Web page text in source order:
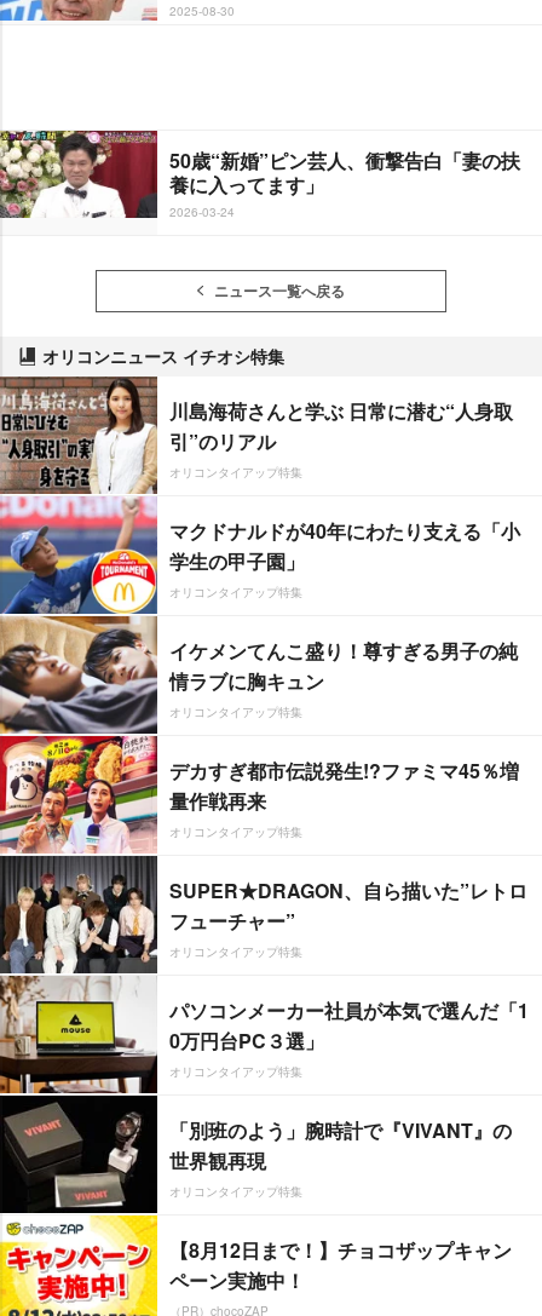
2025-08-30
50歳“新婚”ピン芸人、衝撃告白「妻の扶
養に入ってます」
2026-03-24
ニュース一覧へ戻る
オリコンニュース イチオシ特集
川島海荷さんと学ぶ 日常に潜む“人身取
引”のリアル
オリコンタイアップ特集
マクドナルドが40年にわたり支える「小
学生の甲子園」
オリコンタイアップ特集
イケメンてんこ盛り！尊すぎる男子の純
情ラブに胸キュン
オリコンタイアップ特集
デカすぎ都市伝説発生!?ファミマ45％増
量作戦再来
オリコンタイアップ特集
SUPER★DRAGON、自ら描いた”レトロ
フューチャー”
オリコンタイアップ特集
パソコンメーカー社員が本気で選んだ「1
0万円台PC３選」
オリコンタイアップ特集
「別班のよう」腕時計で『VIVANT』の
世界観再現
オリコンタイアップ特集
【8月12日まで！】チョコザップキャン
ペーン実施中！
（PR）chocoZAP